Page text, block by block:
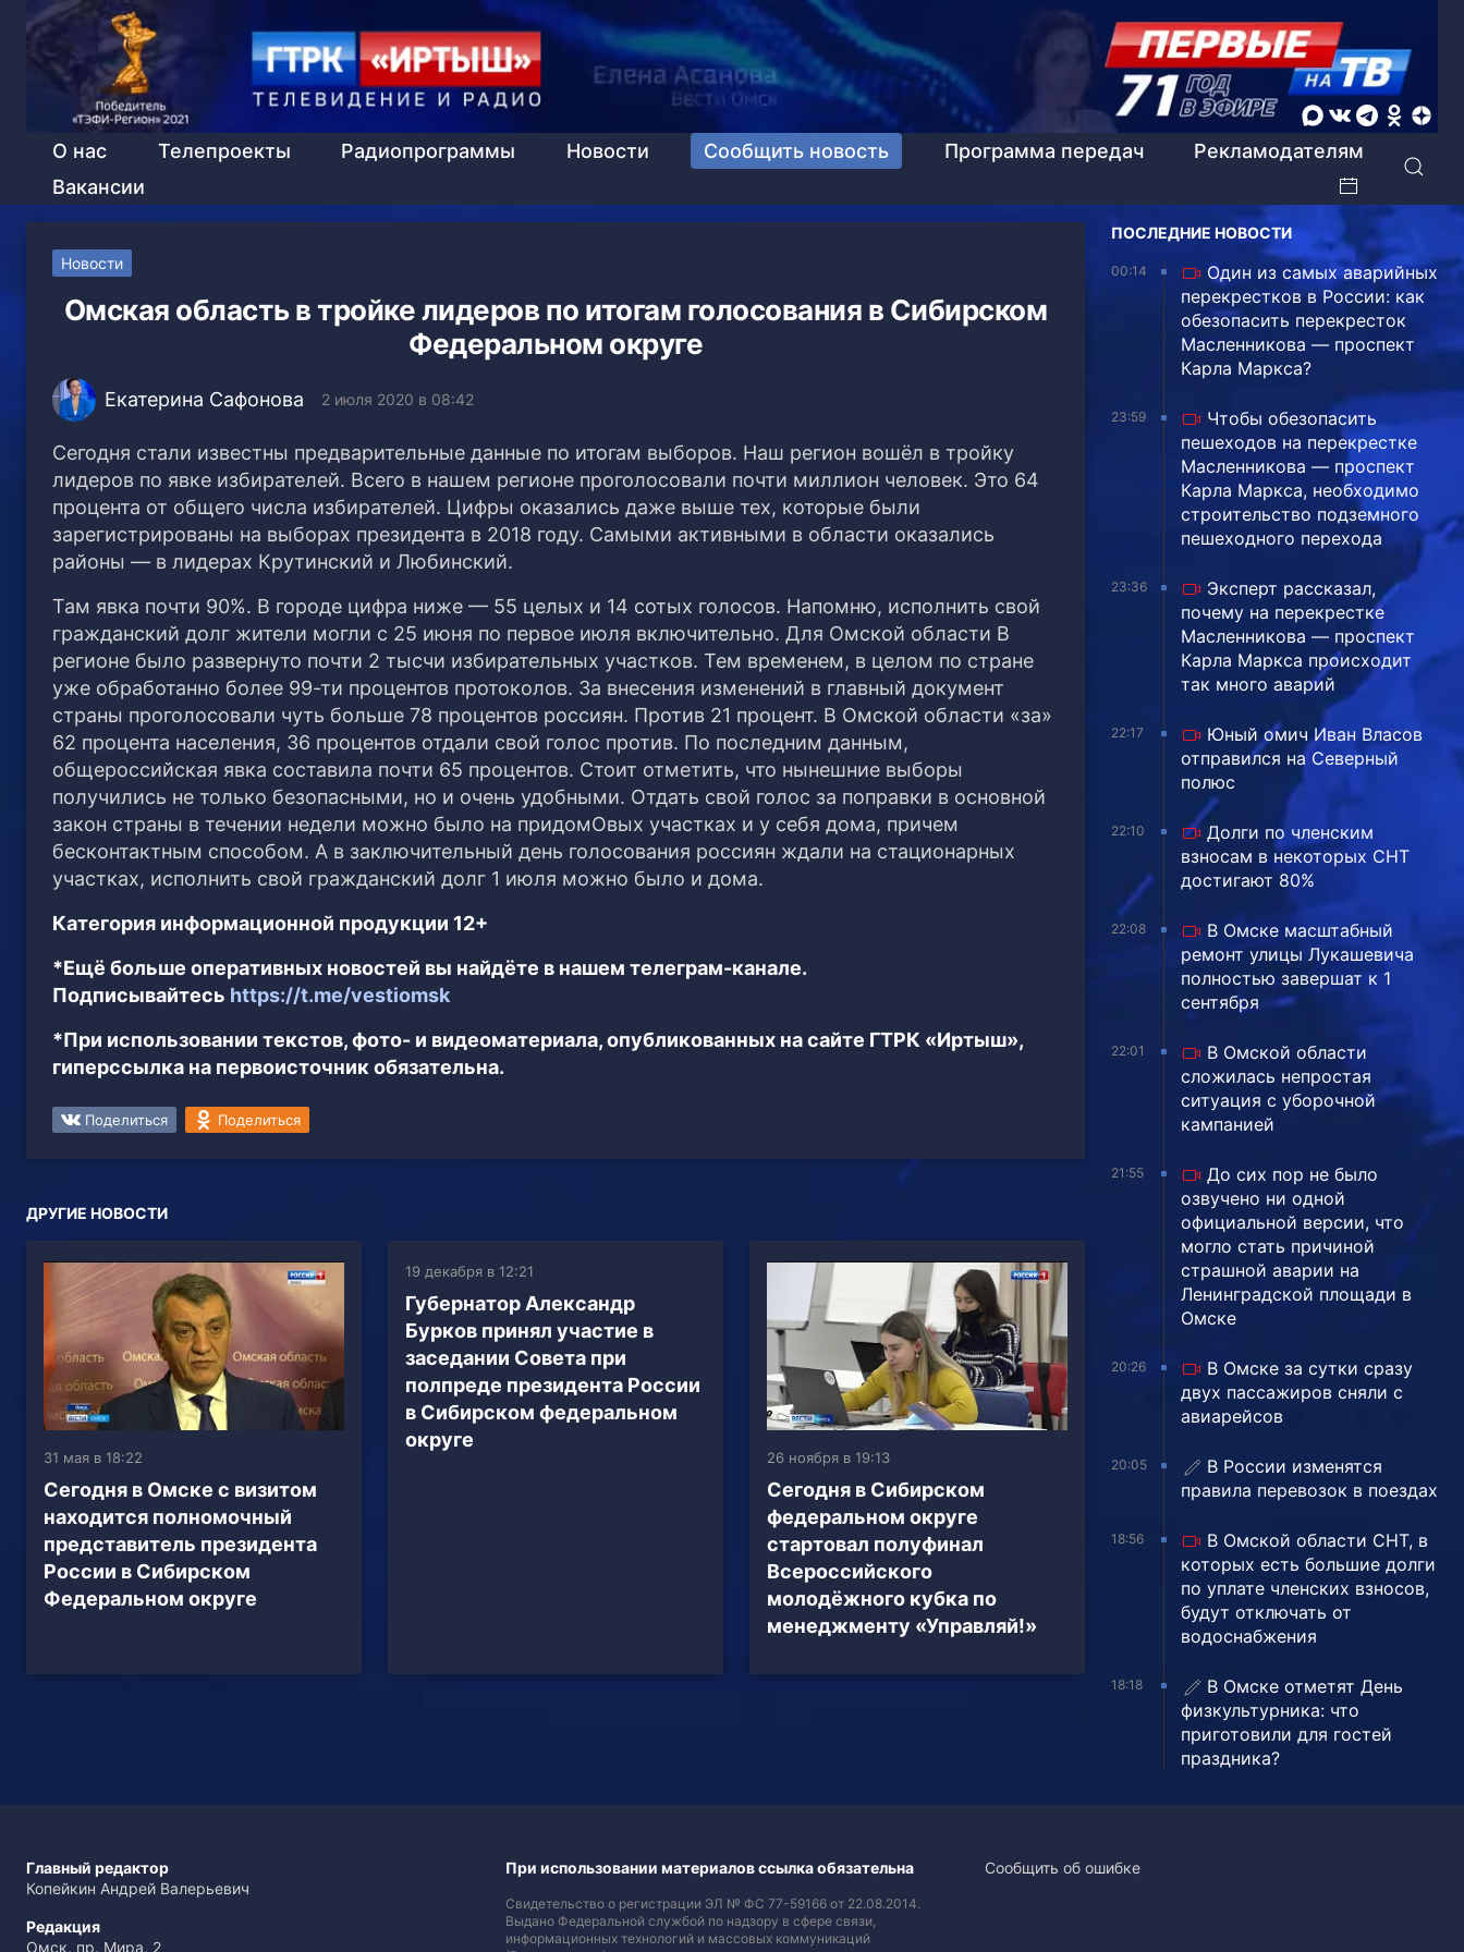
О нас Телепроекты Радиопрограммы Новости Сообщить новость Программа передач
Рекламодателям
Вакансии
Новости
Омская область в тройке лидеров по итогам голосования в Сибирском
Федеральном округе
Екатерина Сафонова 2 июля 2020 в 08:42
Сегодня стали известны предварительные данные по итогам выборов. Наш регион вошёл в тройку
лидеров по явке избирателей. Всего в нашем регионе проголосовали почти миллион человек. Это 64
процента от общего числа избирателей. Цифры оказались даже выше тех, которые были
зарегистрированы на выборах президента в 2018 году. Самыми активными в области оказались
районы — в лидерах Крутинский и Любинский.
Там явка почти 90%. В городе цифра ниже — 55 целых и 14 сотых голосов. Напомню, исполнить свой
гражданский долг жители могли с 25 июня по первое июля включительно. Для Омской области В
регионе было развернуто почти 2 тысчи избирательных участков. Тем временем, в целом по стране
уже обработанно более 99-ти процентов протоколов. За внесения изменений в главный документ
страны проголосовали чуть больше 78 процентов россиян. Против 21 процент. В Омской области «за»
62 процента населения, 36 процентов отдали свой голос против. По последним данным,
общероссийская явка составила почти 65 процентов. Стоит отметить, что нынешние выборы
получились не только безопасными, но и очень удобными. Отдать свой голос за поправки в основной
закон страны в течении недели можно было на придомОвых участках и у себя дома, причем
бесконтактным способом. А в заключительный день голосования россиян ждали на стационарных
участках, исполнить свой гражданский долг 1 июля можно было и дома.
Категория информационной продукции 12+
*Ещё больше оперативных новостей вы найдёте в нашем телеграм-канале.
Подписывайтесь https://t.me/vestiomsk
*При использовании текстов, фото- и видеоматериала, опубликованных на сайте ГТРК «Иртыш»,
гиперссылка на первоисточник обязательна.
Поделиться Поделиться
ДРУГИЕ НОВОСТИ
31 мая в 18:22
Сегодня в Омске с визитом
находится полномочный
представитель президента
России в Сибирском
Федеральном округе
19 декабря в 12:21
Губернатор Александр
Бурков принял участие в
заседании Совета при
полпреде президента России
в Сибирском федеральном
округе
26 ноября в 19:13
Сегодня в Сибирском
федеральном округе
стартовал полуфинал
Всероссийского
молодёжного кубка по
менеджменту «Управляй!»
ПОСЛЕДНИЕ НОВОСТИ
00:14
Один из самых аварийных
перекрестков в России: как
обезопасить перекресток
Масленникова — проспект
Карла Маркса?
23:59
Чтобы обезопасить
пешеходов на перекрестке
Масленникова — проспект
Карла Маркса, необходимо
строительство подземного
пешеходного перехода
23:36
Эксперт рассказал,
почему на перекрестке
Масленникова — проспект
Карла Маркса происходит
так много аварий
22:17
Юный омич Иван Власов
отправился на Северный
полюс
22:10
Долги по членским
взносам в некоторых СНТ
достигают 80%
22:08
В Омске масштабный
ремонт улицы Лукашевича
полностью завершат к 1
сентября
22:01
В Омской области
сложилась непростая
ситуация с уборочной
кампанией
21:55
До сих пор не было
озвучено ни одной
официальной версии, что
могло стать причиной
страшной аварии на
Ленинградской площади в
Омске
20:26
В Омске за сутки сразу
двух пассажиров сняли с
авиарейсов
20:05
В России изменятся
правила перевозок в поездах
18:56
В Омской области СНТ, в
которых есть большие долги
по уплате членских взносов,
будут отключать от
водоснабжения
18:18
В Омске отметят День
физкультурника: что
приготовили для гостей
праздника?
Главный редактор
Копейкин Андрей Валерьевич
Редакция
Омск, пр. Мира, 2
При использовании материалов ссылка обязательна
Свидетельство о регистрации ЭЛ № ФС 77-59166 от 22.08.2014.
Выдано Федеральной службой по надзору в сфере связи,
информационных технологий и массовых коммуникаций
Сообщить об ошибке